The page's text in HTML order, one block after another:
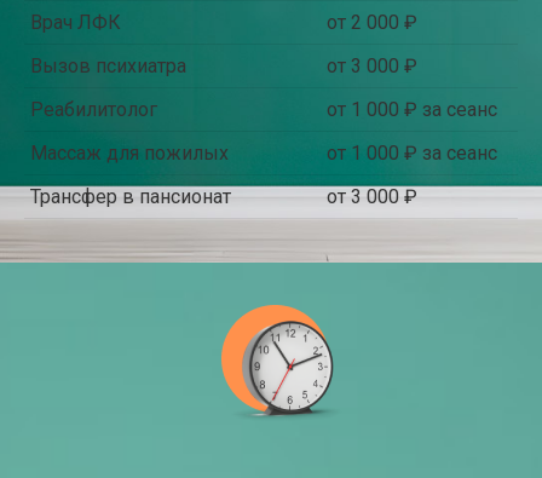
Врач ЛФК
от 2 000 ₽
Вызов психиатра
от 3 000 ₽
Реабилитолог
от 1 000 ₽ за сеанс
Массаж для пожилых
от 1 000 ₽ за сеанс
Трансфер в пансионат
от 3 000 ₽